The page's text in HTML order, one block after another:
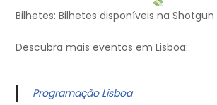
Bilhetes: Bilhetes disponíveis na Shotgun
Descubra mais eventos em Lisboa:
Programação Lisboa